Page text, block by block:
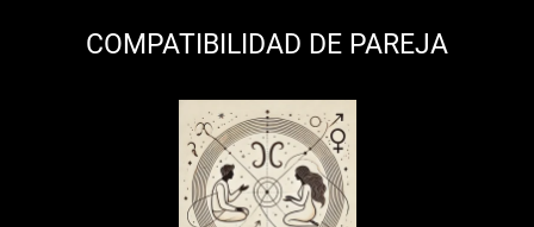
COMPATIBILIDAD DE PAREJA